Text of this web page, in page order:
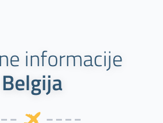
informacije
Belgija